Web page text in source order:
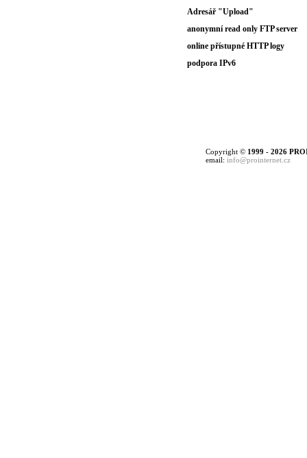
Adresář "Upload"
anonymní read only FTP server
online přístupné HTTP logy
podpora IPv6
Copyright © 1999 - 2026
email: info@prointernet.cz